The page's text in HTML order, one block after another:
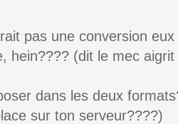
pas une conversion
hein???? (dit le mec
dans les deux
sur ton serveur????)